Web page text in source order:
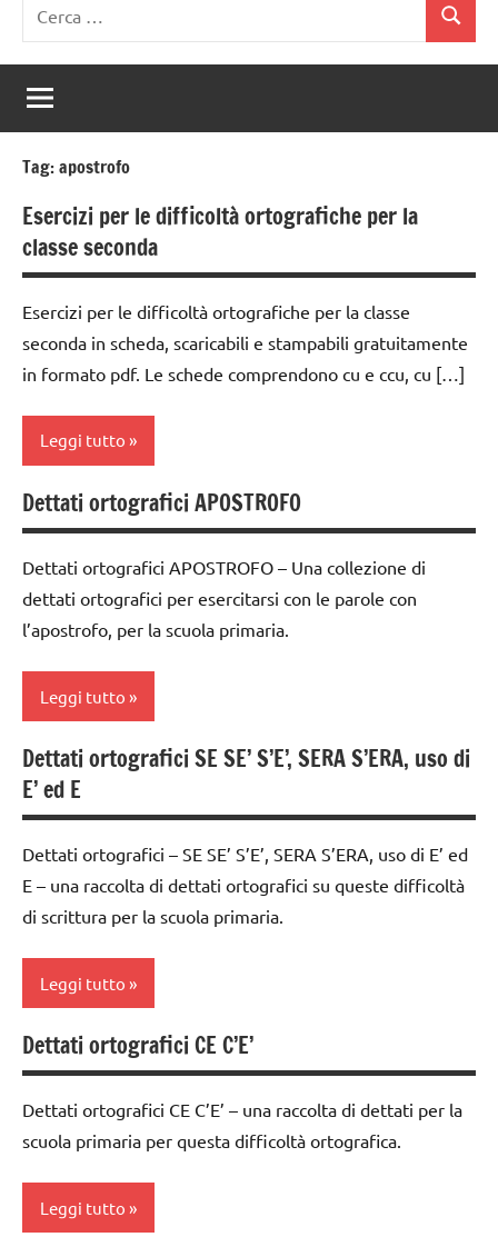
per:
Cerca
Tag:apostrofo
Esercizi per le difficoltà ortografiche per la
classe seconda
Esercizi per le difficoltà ortografiche per la classe
seconda in scheda, scaricabili e stampabili gratuitamente
in formato pdf. Le schede comprendono cu e ccu, cu […]
Leggi tutto
classe
2a
dai
6
anni
DOWNLOAD
italiano
materiale
didattico
scrivere
e
TUTTI GLI
PER ETA'
ARTICOLI
Dettati ortografici APOSTROFO
Dettati ortografici APOSTROFO – Una collezione di
dettati ortografici per esercitarsi con le parole con
l’apostrofo, per la scuola primaria.
Leggi tutto
classe
1a
2a
3a
4a
classe
5a
dettati
ortografici
ortografiche
Dettati ortografici SE SE’ S’E’, SERA S’ERA, uso di
E’ ed E
Dettati ortografici – SE SE’ S’E’, SERA S’ERA, uso di E’ ed
E – una raccolta di dettati ortografici su queste difficoltà
di scrittura per la scuola primaria.
Leggi tutto
classe
1a
classe
2a
classe
3a
Dettati ortografici CE C’E’
Dettati ortografici CE C’E’ – una raccolta di dettati per la
scuola primaria per questa difficoltà ortografica.
Leggi tutto